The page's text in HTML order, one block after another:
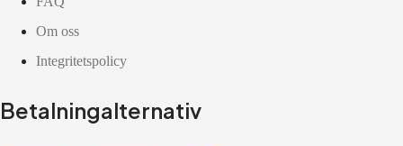
Om oss
Integritetspolicy
Betalningalternativ